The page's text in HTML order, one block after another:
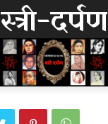
स्त्री-दर्पण